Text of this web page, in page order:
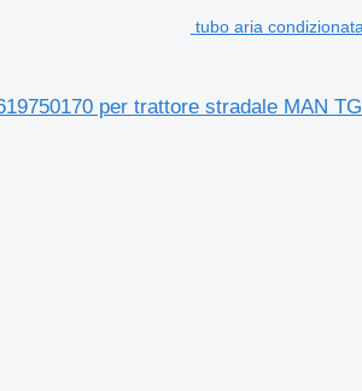
tubo aria
per trattore stradale MAN